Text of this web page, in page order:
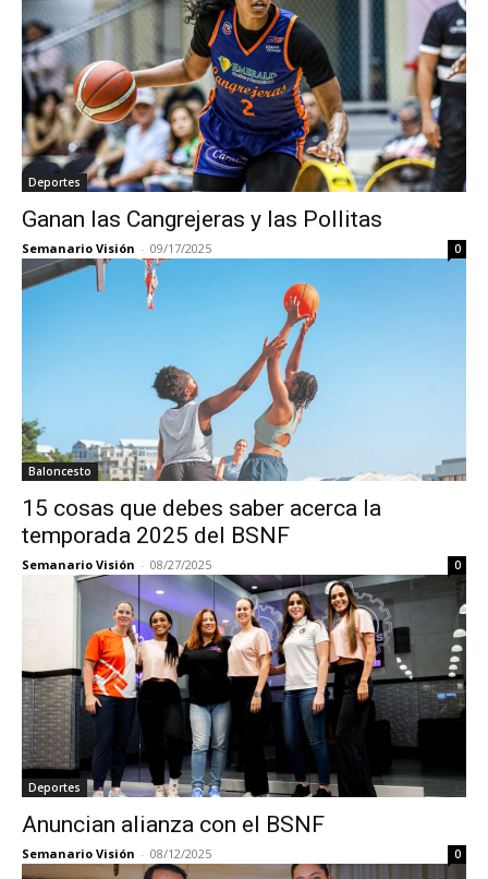
Deportes
Ganan las Cangrejeras y las Pollitas
Semanario Visión - 09/17/2025 0
Baloncesto
15 cosas que debes saber acerca la
temporada 2025 del BSNF
Semanario Visión - 08/27/2025 0
Deportes
Anuncian alianza con el BSNF
Semanario Visión - 08/12/2025 0